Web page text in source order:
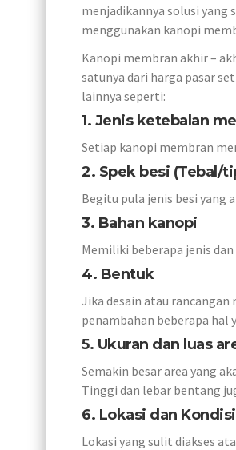
menjadikannya solusi yang
menggunakan kanopi
Kanopi membran akhir –
satunya dari harga pasar
lainnya seperti:
1. Jenis ketebalan
Setiap kanopi membran
2. Spek besi (Tebal/
Begitu pula jenis besi yang
3. Bahan kanopi
Memiliki beberapa jenis
4. Bentuk
Jika desain atau
penambahan beberapa hal
5. Ukuran dan luas
Semakin besar area yang
Tinggi dan lebar bentang
6. Lokasi dan
Lokasi yang sulit diakses